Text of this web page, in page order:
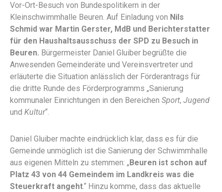
Vor-Ort-Besuch von Bundespolitikern in der
Kleinschwimmhalle Beuren. Auf Einladung von Nils
Schmid war Martin Gerster, MdB und Berichterstatter
für den Haushaltsausschuss der SPD zu Besuch in
Beuren. Bürgermeister Daniel Gluiber begrüßte die
Anwesenden Gemeinderäte und Vereinsvertreter und
erläuterte die Situation anlässlich der Förderantrags für
die dritte Runde des Förderprogramms „Sanierung
kommunaler Einrichtungen in den Bereichen Sport, Jugend
und Kultur“.
Daniel Gluiber machte eindrücklich klar, dass es für die
Gemeinde unmöglich ist die Sanierung der Schwimmhalle
aus eigenen Mitteln zu stemmen: „ Beuren ist schon auf
Platz 43 von 44 Gemeindem im Landkreis was die
Steuerkraft angeht.“ Hinzu komme, dass das aktuelle